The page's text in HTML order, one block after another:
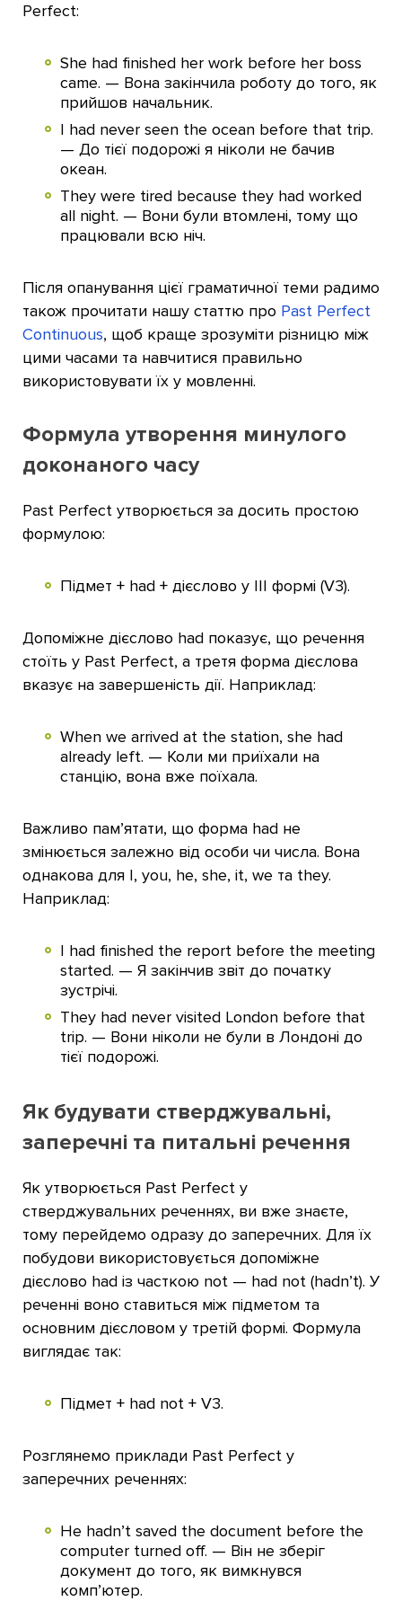
Perfect:
She had finished her work before her boss
came. — Вона закінчила роботу до того, як
прийшов начальник.
I had never seen the ocean before that trip.
— До тієї подорожі я ніколи не бачив
океан.
They were tired because they had worked
all night. — Вони були втомлені, тому що
працювали всю ніч.
Після опанування цієї граматичної теми радимо
також прочитати нашу статтю про Past Perfect
Continuous, щоб краще зрозуміти різницю між
цими часами та навчитися правильно
використовувати їх у мовленні.
Формула утворення минулого
доконаного часу
Past Perfect утворюється за досить простою
формулою:
Підмет + had + дієслово у III формі (V3).
Допоміжне дієслово had показує, що речення
стоїть у Past Perfect, а третя форма дієслова
вказує на завершеність дії. Наприклад:
When we arrived at the station, she had
already left. — Коли ми приїхали на
станцію, вона вже поїхала.
Важливо пам’ятати, що форма had не
змінюється залежно від особи чи числа. Вона
однакова для I, you, he, she, it, we та they.
Наприклад:
I had finished the report before the meeting
started. — Я закінчив звіт до початку
зустрічі.
They had never visited London before that
trip. — Вони ніколи не були в Лондоні до
тієї подорожі.
Як будувати стверджувальні,
заперечні та питальні речення
Як утворюється Past Perfect у
стверджувальних реченнях, ви вже знаєте,
тому перейдемо одразу до заперечних. Для їх
побудови використовується допоміжне
дієслово had із часткою not — had not (hadn’t). У
реченні воно ставиться між підметом та
основним дієсловом у третій формі. Формула
виглядає так:
Підмет + had not + V3.
Розглянемо приклади Past Perfect у
заперечних реченнях:
He hadn’t saved the document before the
computer turned off. — Він не зберіг
документ до того, як вимкнувся
комп’ютер.